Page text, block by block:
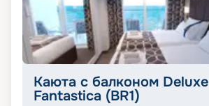
Каюта с балконом Deluxe
Fantastica (BR1)